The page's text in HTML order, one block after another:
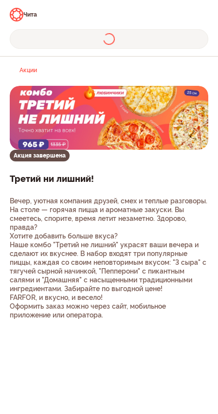
Чита
Акции
Акция завершена
Третий ни лишний!
Вечер, уютная компания друзей, смех и теплые разговоры.
На столе — горячая пицца и ароматные закуски. Вы
смеетесь, спорите, время летит незаметно. Здорово,
правда?
Хотите добавить больше вкуса?
Наше комбо "Третий не лишний" украсят ваши вечера и
сделают их вкуснее. В набор входят три популярные
пиццы, каждая со своим неповторимым вкусом: "3 сыра" с
тягучей сырной начинкой, "Пепперони" с пикантным
салями и "Домашняя" с насыщенными традиционными
ингредиентами. Забирайте по выгодной цене!
FARFOR, и вкусно, и весело!
Оформить заказ можно через сайт, мобильное
приложение или оператора.